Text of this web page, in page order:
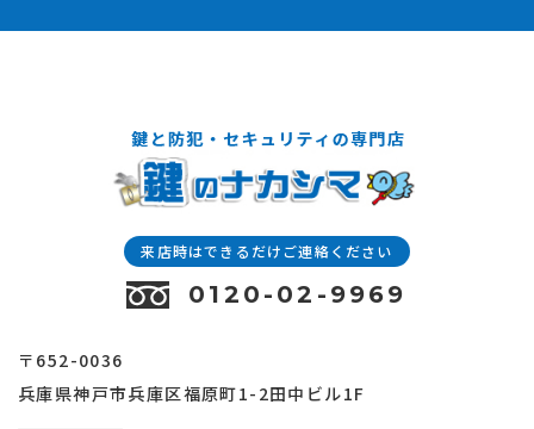
来店時はできるだけご連絡ください
0120-02-9969
〒652-0036
兵庫県神戸市兵庫区福原町1-2田中ビル1F